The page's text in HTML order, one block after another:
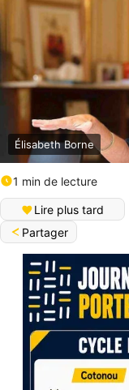
Élisabeth Borne
1 min de lecture
Lire plus tard
Partager